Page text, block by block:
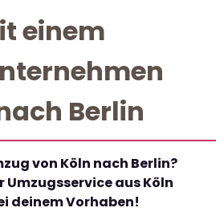
einem
Berlin
von Köln nach Berlin?
Umzugsservice aus Köln
deinem Vorhaben!